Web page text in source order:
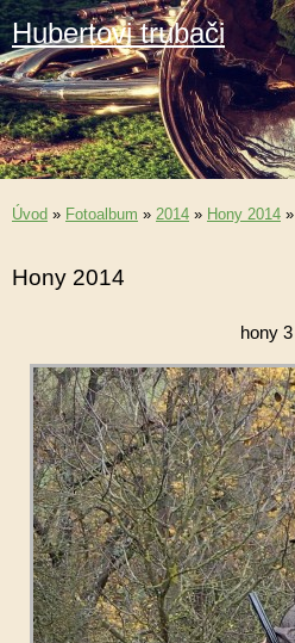
Hubertovi trubači
Úvod » Fotoalbum » 2014 » Hony 2014 »
Hony 2014
hony 3